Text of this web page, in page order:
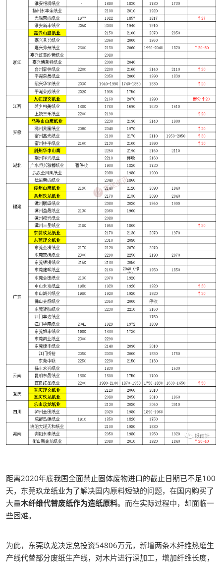
距离2020年底我国全面禁止固体废物进口的截止日期已不足100
天，东莞玖龙纸业为了解决国内原料短缺的问题，在国内购买了
大量木纤维代替废纸作为造纸原料。而在实际过程中，却面临一
些困难。
为此，东莞玖龙决定总投资54806万元，新增两条木纤维热磨生
产线代替部分废纸生产线，对木片进行深加工，增加纤维长度，